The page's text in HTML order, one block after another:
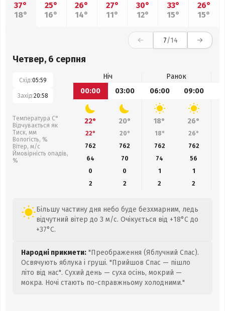
37°
18°
25°
16°
26°
14°
27°
11°
30°
12°
33°
15°
26°
15°
7/14
Четвер, 6 серпня
Схід:05:59
Захід:20:58
Температура С°
Відчувається як
Тиск, мм
Вологість, %
Вітер, м/с
Ймовірність опадів,
%
Ніч
Ранок
00:00
03:00 06:00 09:00
22° 20° 18° 26°
22° 20° 18° 26°
762
762 762 762
64
70 74
56
0
0 1
1
2
2 2 2
Більшу частину дня небо буде безхмарним, ледь
відчутний вітер до 3 м/с. Очікується від +18°C до
+37°C.
Народні прикмети: "Преображення (Яблучний Спас).
Освячують яблука і груші. "Прийшов Спас — пішло
літо від нас". Сухий день — суха осінь, мокрий —
мокра. Ночі стають по-справжньому холодними."